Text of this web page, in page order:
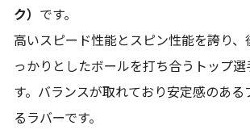
ク） です。
高いスピード性能とスピン性能を誇り、
っかりとしたボールを打ち合うトップ選
す。バランスが取れており安定感のある
るラバーです。